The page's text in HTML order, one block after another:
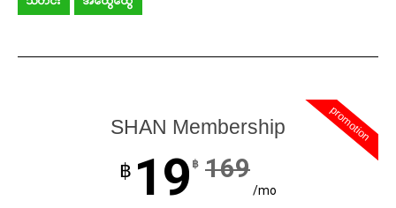
promotion
SHAN Membership
฿ 19 ฿ 169
/mo